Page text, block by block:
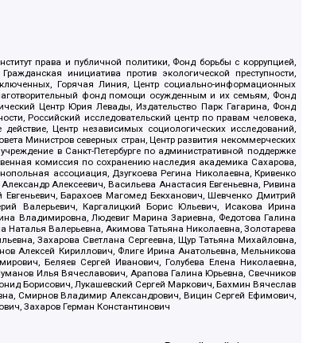
права и публичной политики, Фонд борьбы с коррупцией,
инициатива против экологической преступности,
Горячая Линия, Центр социально-информационных
фонд помощи осужденным и их семьям, Фонд
Центр Юрия Левады, Издательство Парк Гагарина, Фонд
Российский исследовательский центр по правам человека,
Центр независимых социологических исследований,
Министров северных стран, Центр развития некоммерческих
в Санкт-Петербурге по административной поддержке
комиссия по сохранению наследия академика Сахарова,
ассоциация, Дзугкоева Регина Николаевна, Кривенко
Алексеевич, Васильева Анастасия Евгеньевна, Ривина
Барахоев Магомед Бекханович, Шевченко Дмитрий
Валерьевич, Каргалицкий Борис Юльевич, Исакова Ирина
Владимировна, Людевиг Марина Зариевна, Федотова Галина
Валерьевна, Акимова Татьяна Николаевна, Золотарева
Захарова Светлана Сергеевна, Щур Татьяна Михайловна,
Алексей Кириллович, Флиге Ирина Анатольевна, Мельникова
Беляев Сергей Иванович, Голубева Елена Николаевна,
Илья Вячеславович, Арапова Галина Юрьевна, Свечников
Борисович, Лукашевский Сергей Маркович, Бахмин Вячеслав
Смирнов Владимир Александрович, Вицин Сергей Ефимович,
Захаров Герман Константинович